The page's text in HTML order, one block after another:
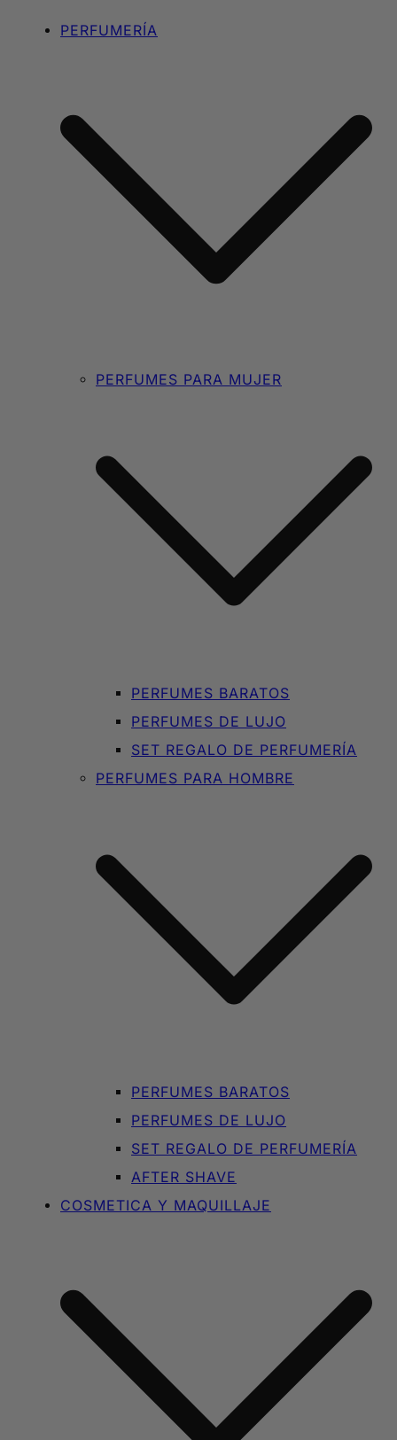
PERFUMERÍA
PERFUMES PARA MUJER
PERFUMES BARATOS
PERFUMES DE LUJO
SET REGALO DE PERFUMERÍA
PERFUMES PARA HOMBRE
PERFUMES BARATOS
PERFUMES DE LUJO
SET REGALO DE PERFUMERÍA
AFTER SHAVE
COSMETICA Y MAQUILLAJE